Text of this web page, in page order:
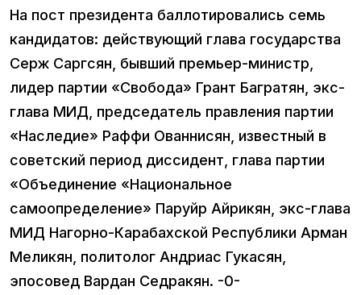
На пост президента баллотировались семь
кандидатов: действующий глава государства
Серж Саргсян, бывший премьер-министр,
лидер партии «Свобода» Грант Багратян, экс-
глава МИД, председатель правления партии
«Наследие» Раффи Ованнисян, известный в
советский период диссидент, глава партии
«Объединение «Национальное
самоопределение» Паруйр Айрикян, экс-глава
МИД Нагорно-Карабахской Республики Арман
Меликян, политолог Андриас Гукасян,
эпосовед Вардан Седракян. -0-